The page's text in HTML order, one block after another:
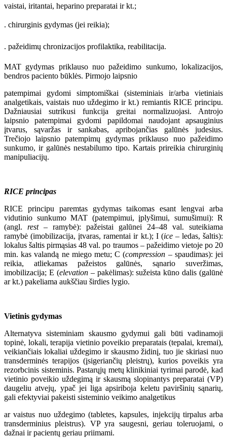
vaistai, iritantai, heparino preparatai ir kt.;
. chirurginis gydymas (jei reikia);
. pažeidimų chronizacijos profilaktika, reabilitacija.
MAT gydymas priklauso nuo pažeidimo sunkumo, lokalizacijos,
bendros paciento būklės. Pirmojo laipsnio
patempimai gydomi simptomiškai (sisteminiais ir/arba vietiniais
analgetikais, vaistais nuo uždegimo ir kt.) remiantis RICE principu.
Dažniausiai sutrikusi funkcija greitai normalizuojasi. Antrojo
laipsnio patempimai gydomi papildomai naudojant apsauginius
įtvarus, sąvaržas ir sankabas, apribojančias galūnės judesius.
Trečiojo laipsnio patempimų gydymas priklauso nuo pažeidimo
sunkumo, ir galūnės nestabilumo tipo. Kartais prireikia chirurginių
manipuliacijų.
RICE principas
RICE principu paremtas gydymas taikomas esant lengvai arba
vidutinio sunkumo MAT (patempimui, įplyšimui, sumušimui): R
(angl. rest – ramybė): pažeistai galūnei 24–48 val. suteikiama
ramybė (imobilizacija, įtvaras, ramentai ir kt.); I (ice – ledas, šaltis):
lokalus šaltis pirmąsias 48 val. po traumos – pažeidimo vietoje po 20
min. kas valandą ne miego metu; C (compression – spaudimas): jei
reikia, atliekamas pažeistos galūnės, sąnario suveržimas,
imobilizacija; E (elevation – pakėlimas): sužeista kūno dalis (galūnė
ar kt.) pakeliama aukščiau širdies lygio.
Vietinis gydymas
Alternatyva sisteminiam skausmo gydymui gali būti vadinamoji
topinė, lokali, terapija vietinio poveikio preparatais (tepalai, kremai),
veikiančiais lokaliai uždegimo ir skausmo židinį, tuo jie skiriasi nuo
transderminės terapijos (įsigeriančių pleistrų), kurios poveikis yra
rezorbcinis sisteminis. Pastarųjų metų klinikiniai tyrimai parodė, kad
vietinio poveikio uždegimą ir skausmą slopinantys preparatai (VP)
daugeliu atvejų, ypač jei liga apsiriboja keletu paviršinių sąnarių,
gali efektyviai pakeisti sisteminio veikimo analgetikus
ar vaistus nuo uždegimo (tabletes, kapsules, injekcijų tirpalus arba
transderminius pleistrus). VP yra saugesni, geriau toleruojami, o
dažnai ir pacientų geriau priimami.